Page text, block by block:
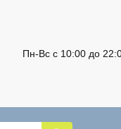
Пн-Вс с 10:00 до